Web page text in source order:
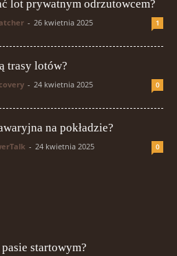
lot prywatnym odrzutowcem?
- 26 kwietnia 2025 1
trasy lotów?
- 24 kwietnia 2025 0
na pokładzie?
- 24 kwietnia 2025 0
startowym?